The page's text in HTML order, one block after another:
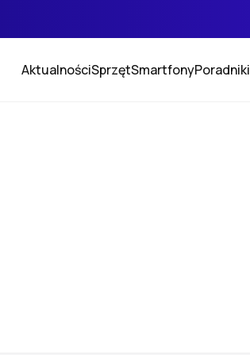
AktualnościSprzętSmartfonyPoradniki